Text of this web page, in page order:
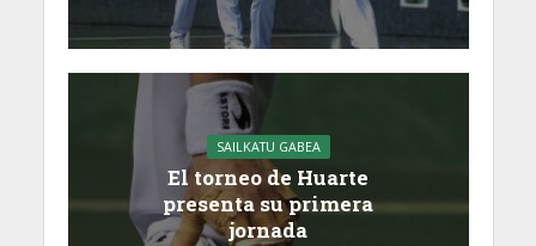
SAILKATU GABEA
El torneo de Huarte
presenta su primera
jornada